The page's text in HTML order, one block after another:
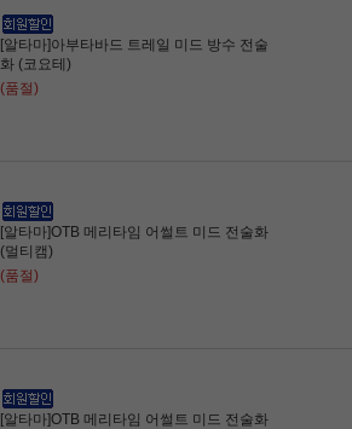
[알타마]아부타바드 트레일 미드 방수 전술
화 (코요테)
(품절)
[알타마]OTB 메리타임 어썰트 미드 전술화
(멀티캠)
(품절)
[알타마]OTB 메리타임 어썰트 미드 전술화